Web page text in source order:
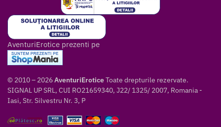
AventuriErotice prezenti pe
© 2010 – 2026AventuriEroticeToate drepturile rezervate.
SIGNAL UP SRL, CUI RO21659340, J22/ 1325/ 2007, Romania -
Iasi, Str. Silvestru Nr. 3, P